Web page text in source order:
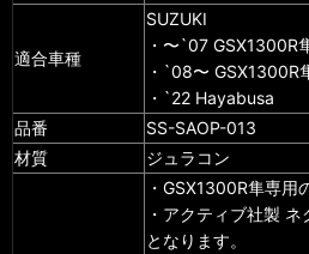
適合車種
SUZUKI
・〜`07 GSX1300R
・`08〜 GSX1300R
・`22 Hayabusa
品番
SS-SAOP-013
材質
ジュラコン
・GSX1300R隼専用
・アクティブ社製
となります。